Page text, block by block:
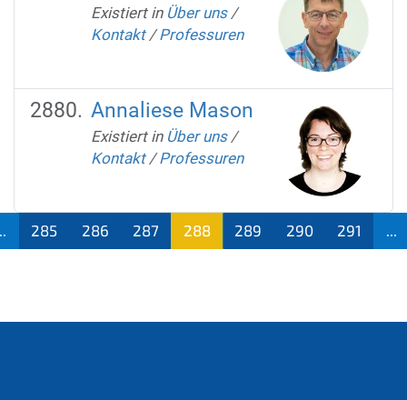
Existiert in Über uns /
Kontakt /Professuren
Annaliese Mason
Existiert in Über uns /
Kontakt /Professuren
285 286 287
288
289 290 291 ...